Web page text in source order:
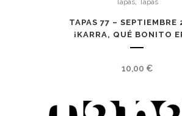
Tapas Tapas
TAPAS 77 – SEPTIEMBRE
¡KARRA, QUÉ BONITO
10,00 €